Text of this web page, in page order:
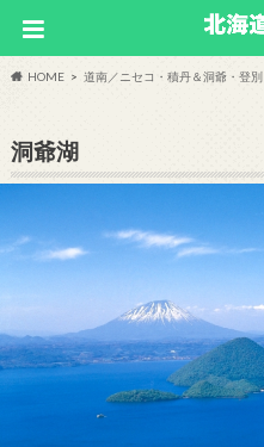
HOME 道南／ニセコ・積丹＆洞爺・登別
洞爺湖